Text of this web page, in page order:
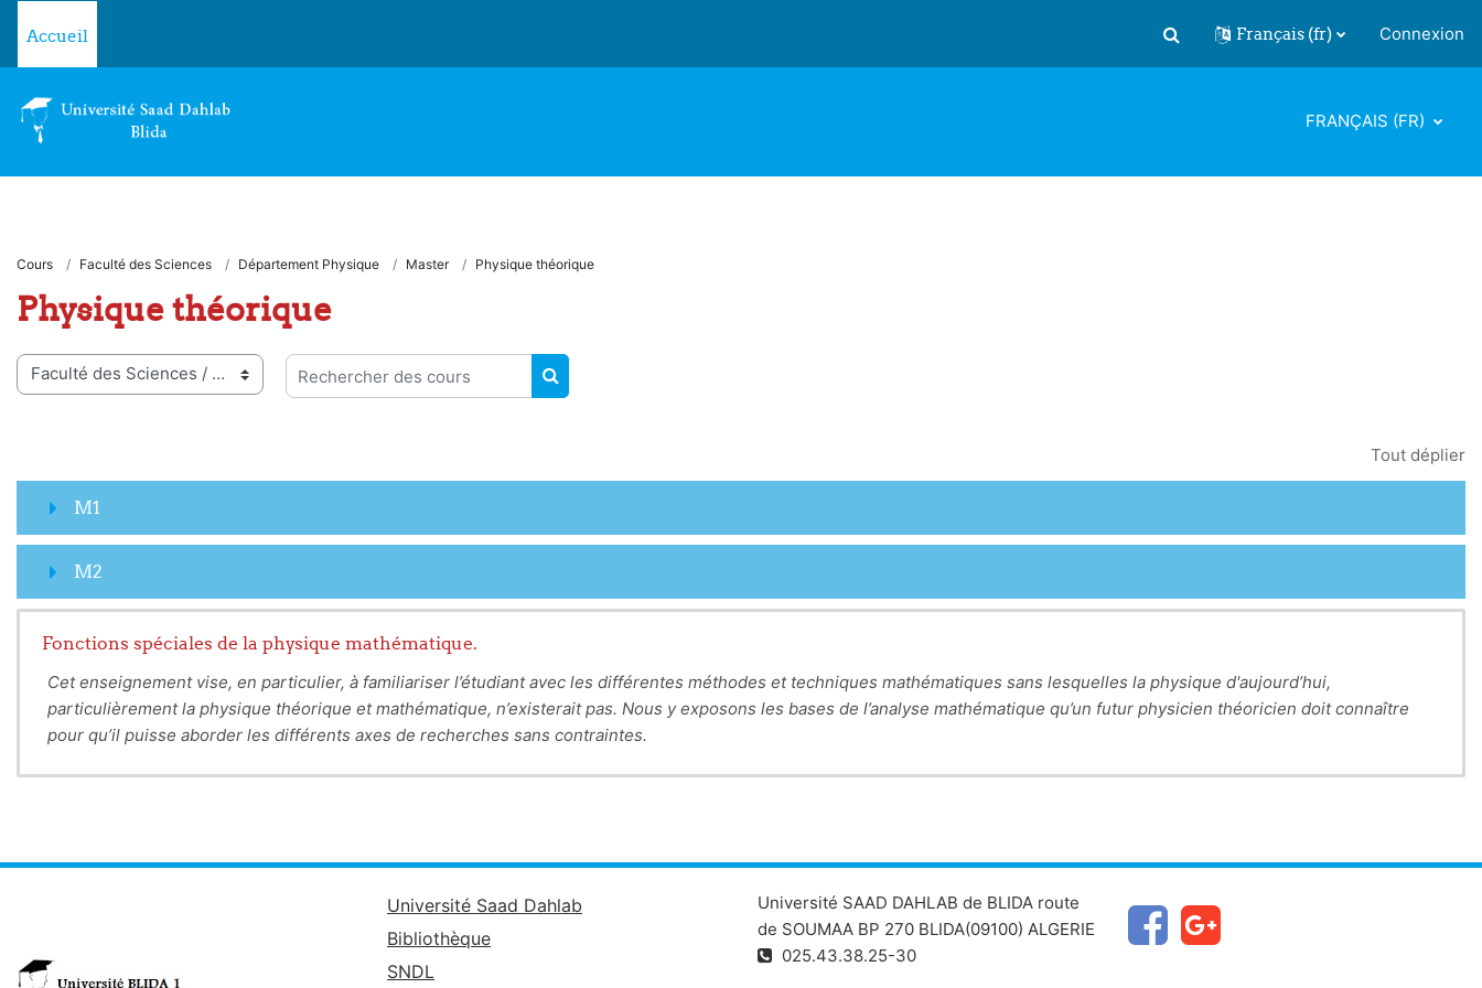
Accueil
Activer/désactiver la saisie de
Français ‎(fr)‎ Connexion
FRANÇAIS ‎(FR)‎
Cours Faculté des Sciences Département Physique Master Physique théorique
Physique théorique
de cours
Rechercher des cours
RECHERCHER DES COURS
Tout déplier
M1
M2
Fonctions spéciales de la physique mathématique.
Cet enseignement vise, en particulier, à familiariser l’étudiant avec les différentes méthodes et techniques mathématiques sans lesquelles la physique d'aujourd’hui,
particulièrement la physique théorique et mathématique, n’existerait pas. Nous y exposons les bases de l’analyse mathématique qu’un futur physicien théoricien doit connaître
pour qu’il puisse aborder les différents axes de recherches sans contraintes.
Université Saad Dahlab
Bibliothèque
SNDL
Université SAAD DAHLAB de BLIDA route
de SOUMAA BP 270 BLIDA(09100) ALGERIE
025.43.38.25-30